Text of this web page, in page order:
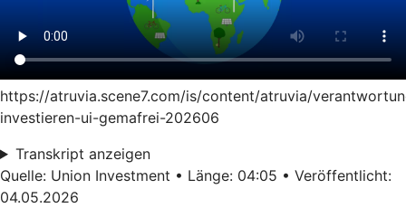
https://atruvia.scene7.com/is/content/atruvia/
investieren-ui-gemafrei-202606
Transkript anzeigen
Quelle: Union Investment • Länge: 04:05 • Veröffentlicht:
04.05.2026